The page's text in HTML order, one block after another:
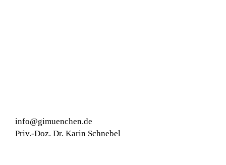
info@gimuenchen.de
Priv.-Doz. Dr. Karin Schnebel